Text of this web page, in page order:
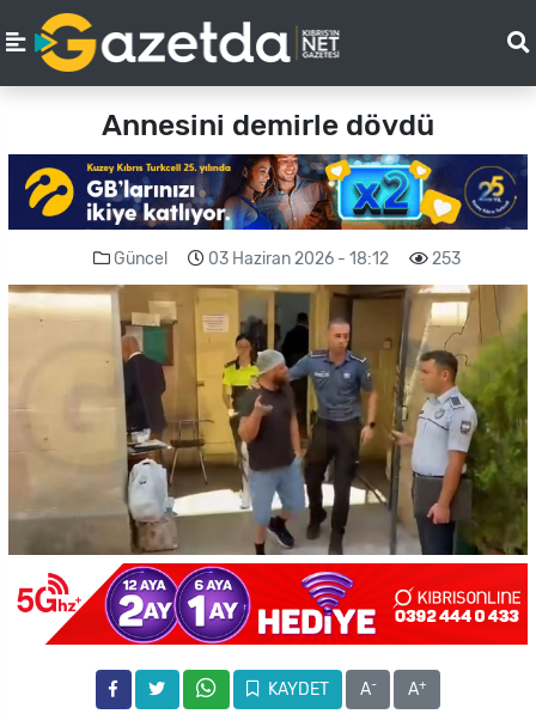
Annesini demirle dövdü
Güncel 03 Haziran 2026 - 18:12 253
KAYDET A- A+